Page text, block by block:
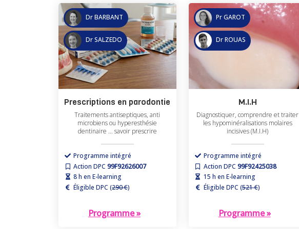
Dr BARBANT
Dr SALZEDO
Prescriptions en parodontie
Traitements antiseptiques, anti
microbiens ou hyperesthésie
dentinaire … savoir prescrire
Programme intégré
Action DPC 99F92626007
8 h en E-learning
Éligible DPC (290 €)
Programme »
Pr GAROT
Dr ROUAS
M.I.H
Diagnostiquer, comprendre et traiter
les hypominéralisations molaires
incisives (M.I.H)
Programme intégré
Action DPC 99F92425038
15 h en E-learning
Éligible DPC (521 €)
Programme »